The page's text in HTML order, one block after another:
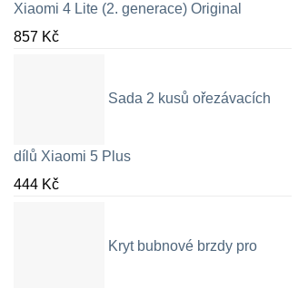
Xiaomi 4 Lite (2. generace) Original
857 Kč
Sada 2 kusů ořezávacích
dílů Xiaomi 5 Plus
444 Kč
Kryt bubnové brzdy pro